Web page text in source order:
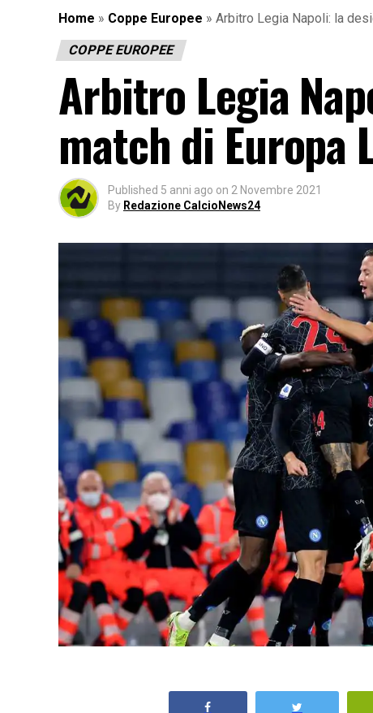
Home » Coppe Europee » Arbitro Legia Napoli: la
COPPE EUROPEE
Arbitro Legia
match di Europa
Published 5 anni ago on 2 Novembre 2021
By Redazione CalcioNews24